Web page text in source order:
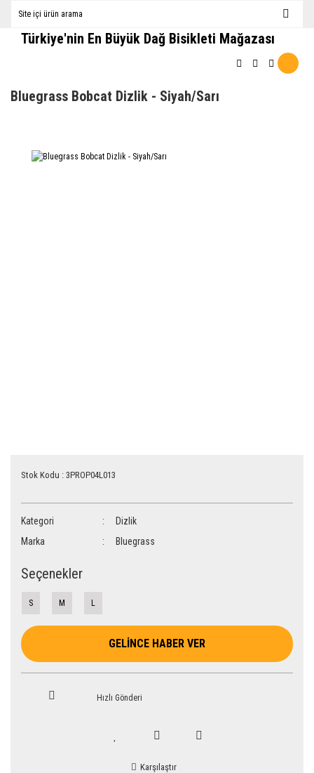
Türkiye'nin En Büyük Dağ Bisikleti Mağazası
Bluegrass Bobcat Dizlik - Siyah/Sarı
Stok Kodu : 3PROP04L013
Kategori
Dizlik
Marka
Bluegrass
Seçenekler
S M L
GELİNCE HABER VER
Hızlı Gönderi
Karşılaştır